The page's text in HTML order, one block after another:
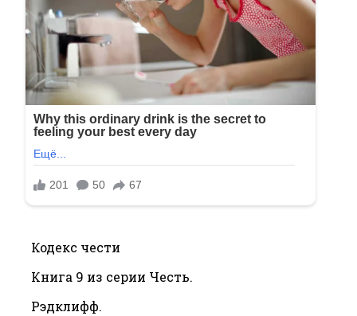
Кодекс чести
Книга 9 из серии Честь.
Рэдклифф.